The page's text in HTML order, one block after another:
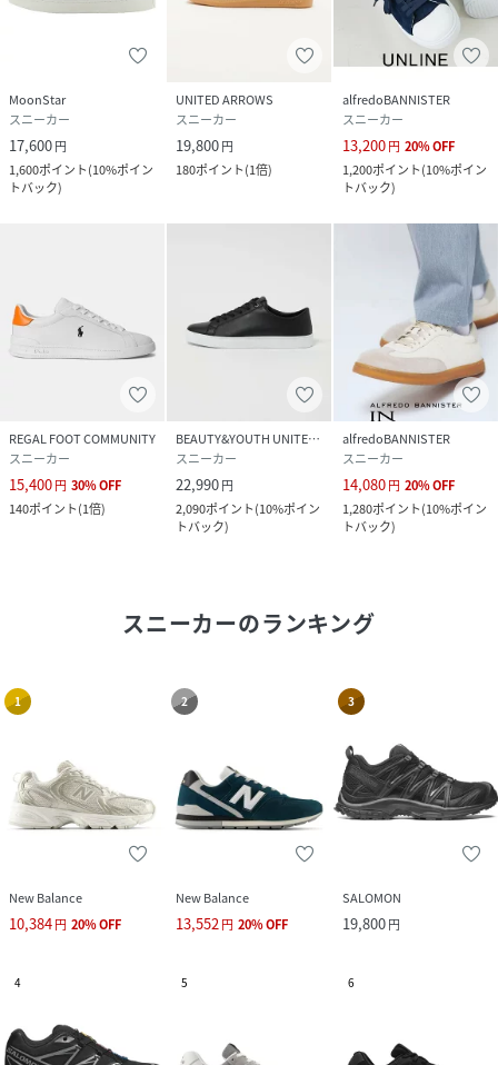
MoonStar
スニーカー
17,600円
1,600ポイント(10%ポイン
トバック)
UNITED ARROWS
スニーカー
19,800円
180ポイント(1倍)
alfredoBANNISTER
スニーカー
13,200円 20%OFF
1,200ポイント(10%ポイン
トバック)
REGAL FOOT COMMUNITY
スニーカー
15,400円 30%OFF
140ポイント(1倍)
BEAUTY&YOUTH UNITED ARROWS
スニーカー
22,990円
2,090ポイント(10%ポイン
トバック)
alfredoBANNISTER
スニーカー
14,080円 20%OFF
1,280ポイント(10%ポイン
トバック)
スニーカーのランキング
1
New Balance
10,384円 20%OFF
2
New Balance
13,552円 20%OFF
3
SALOMON
19,800円
4 5 6